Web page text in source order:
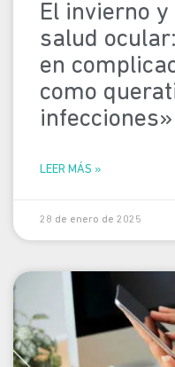
El invierno
salud
en
como
infecciones»
LEER MÁS »
28 de enero de 2025